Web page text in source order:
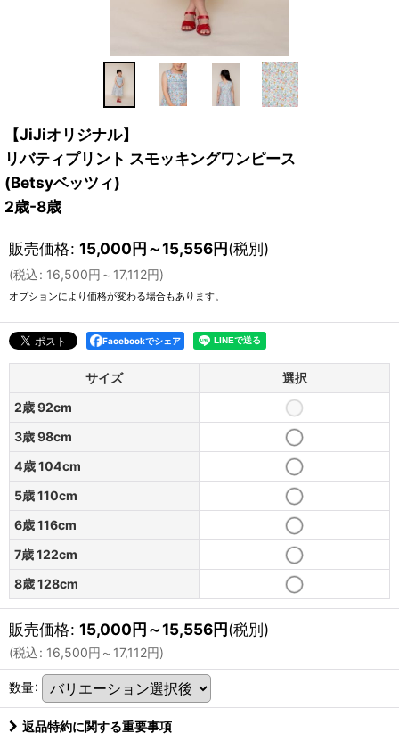
【JiJiオリジナル】
リバティプリント スモッキングワンピース
(Betsyベッツィ)
2歳-8歳
販売価格: 15,000円～15,556円(税別)
(税込: 16,500円 ～17,112円)
オプションにより価格が変わる場合もあります。
Facebookでシェア
サイズ
選択
2歳 92cm
3歳 98cm
4歳 104cm
5歳 110cm
6歳 116cm
7歳 122cm
8歳 128cm
販売価格: 15,000円～15,556円(税別)
(税込: 16,500円 ～17,112円)
数量:
返品特約に関する重要事項